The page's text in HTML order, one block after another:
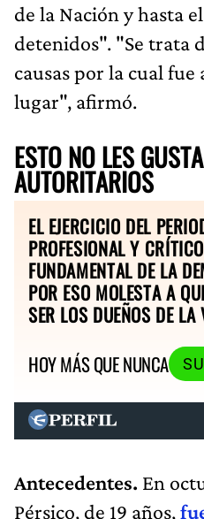
de la Nación y hasta
detenidos". "Se trata
causas por la cual fue
lugar", afirmó.
ESTO NO LES
AUTORITARIOS
EL EJERCICIO DEL
PROFESIONAL Y
FUNDAMENTAL DE LA
POR ESO MOLESTA A
SER LOS DUEÑOS DE LA
HOY MÁS QUE NUNCA
Antecedentes. En
Pérsico, de 19 años,